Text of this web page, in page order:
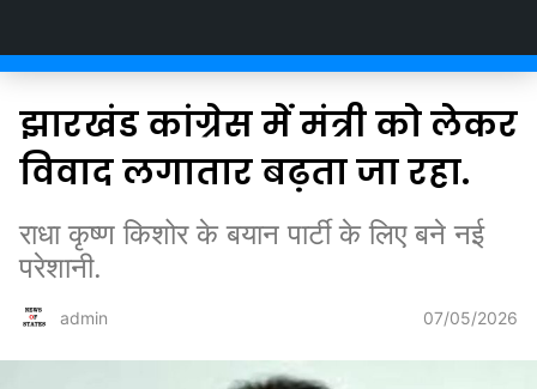
झारखंड कांग्रेस में मंत्री को लेकर
विवाद लगातार बढ़ता जा रहा.
राधा कृष्ण किशोर के बयान पार्टी के लिए बने नई
परेशानी.
admin 07/05/2026